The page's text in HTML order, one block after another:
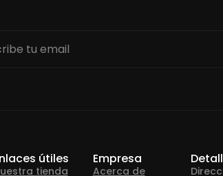
útiles
tienda
Empresa
Acerca de